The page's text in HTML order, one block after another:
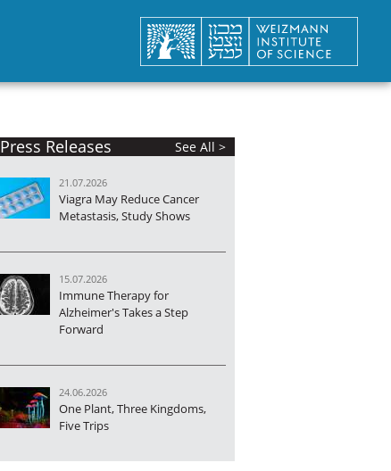
Press Releases See All >
21.07.2026
Viagra May Reduce Cancer
Metastasis, Study Shows
15.07.2026
Immune Therapy for
Alzheimer's Takes a Step
Forward
24.06.2026
One Plant, Three Kingdoms,
Five Trips